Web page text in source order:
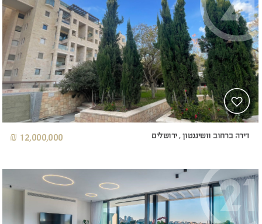
דירה ברחוב וושינגטון , ירושלים 12,000,000 ₪